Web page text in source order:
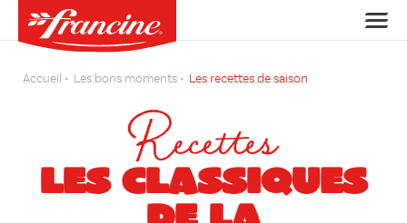
Accueil Les bons moments Les recettes de saison
Recettes
LES CLASSIQUES